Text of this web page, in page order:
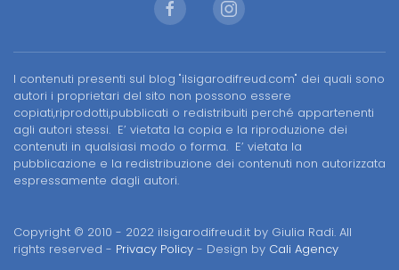
I contenuti presenti sul blog "ilsigarodifreud.com" dei quali sono
autori i proprietari del sito non possono essere
copiati,riprodotti,pubblicati o redistribuiti perché appartenenti
agli autori stessi. E’ vietata la copia e la riproduzione dei
contenuti in qualsiasi modo o forma. E’ vietata la
pubblicazione e la redistribuzione dei contenuti non autorizzata
espressamente dagli autori.
Copyright © 2010 - 2022 ilsigarodifreud.it by Giulia Radi. All
rights reserved - Privacy Policy - Design by Cali Agency